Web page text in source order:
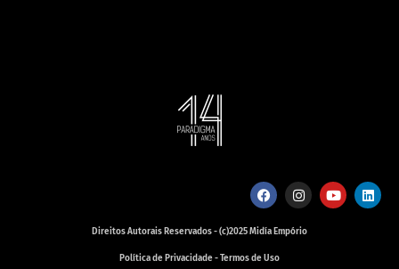
Política de Privacidade - Termos de Uso